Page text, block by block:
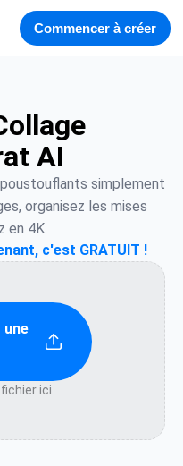
소개
Commencer à créer
AI
simplement
organisez les mises
en 4K.
c'est GRATUIT !
une
ici